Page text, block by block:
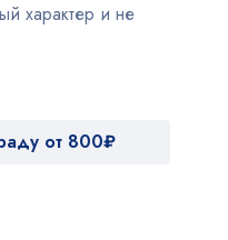
характер и не
от 800₽